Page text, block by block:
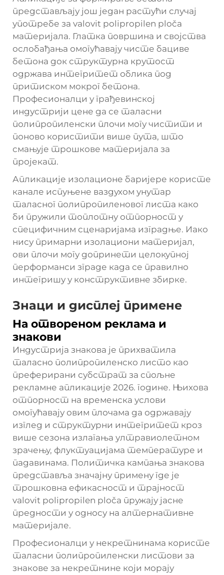
представљају још један растући случај
употребе за valovit polipropilen ploča
материјала. Глатка површина и својства
ослобађања омогућавају чисте бациве
бетона док структурна крутост
одржава интегритет облика под
притиском мокрог бетона.
Професионалци у грађевинској
индустрији цене да се таласни
полипропиленски плочи могу чистити и
поново користити више пута, што
смањује трошкове материјала за
пројекат.
Апликације изолационе баријере користе
канале испуњене ваздухом унутар
таласног полипропиленовог листа како
би пружили топлотну отпорност у
специфичним сценаријама изградње. Иако
нису примарни изолациони материјал,
ови плочи могу допринети целокупној
перформанси зграде када се правилно
интегришу у конструктивне збирке.
Знаци и дисплеј примене
На отвореном реклама и
знакови
Индустрија знакова је прихватила
таласно полипропиленско листо као
преферирани субстрат за спољне
рекламне апликације 2026. године. Њихова
отпорност на временска услови
омогућавају овим плочама да одржавају
изглед и структурни интегритет кроз
више сезона излагања ултравиолетном
зрачењу, флуктуацијама температуре и
падавинама. Политичка кампања знакова
представља значајну примену где је
трошковна ефикасност и трајност
valovit polipropilen ploča пружају јасне
предности у односу на алтернативне
материјале.
Професионалци у некретнинама користе
таласни полипропиленски листови за
знакове за некретнине који морају